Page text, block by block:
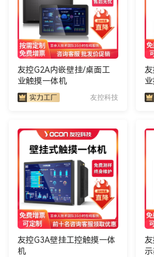
友控G2A内嵌壁挂/桌面工
业触摸一体机
友控科技
友控G3A壁挂工控触摸一体
机